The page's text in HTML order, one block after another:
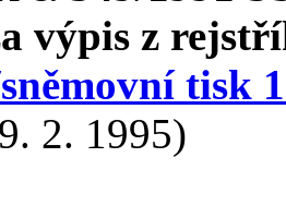
výpis z
tisk
2. 1995)